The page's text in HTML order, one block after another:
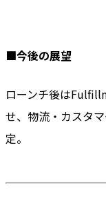
■今後の展望
ローンチ後は
せ、物流・カスタ
定。